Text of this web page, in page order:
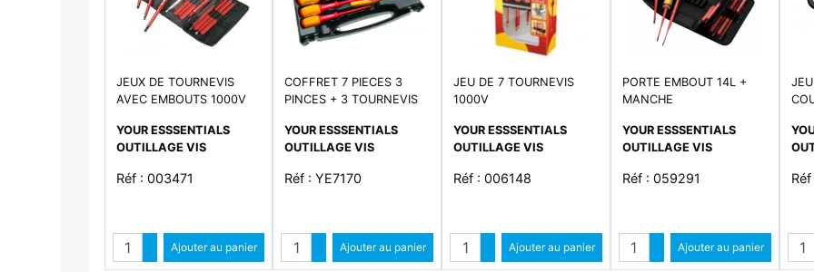
JEUX DE TOURNEVIS
AVEC EMBOUTS 1000V
YOUR ESSSENTIALS
OUTILLAGE VIS
Réf : 003471
QuantitéAugmenter quantité
Diminuer quantité
Ajouter au panier
COFFRET 7 PIECES 3
PINCES + 3 TOURNEVIS
YOUR ESSSENTIALS
OUTILLAGE VIS
Réf : YE7170
QuantitéAugmenter quantité
Diminuer quantité
Ajouter au panier
JEU DE 7 TOURNEVIS
1000V
YOUR ESSSENTIALS
OUTILLAGE VIS
Réf : 006148
QuantitéAugmenter quantité
Diminuer quantité
Ajouter au panier
PORTE EMBOUT 14L +
MANCHE
YOUR ESSSENTIALS
OUTILLAGE VIS
Réf : 059291
QuantitéAugmenter quantité
Diminuer quantité
Ajouter au panier